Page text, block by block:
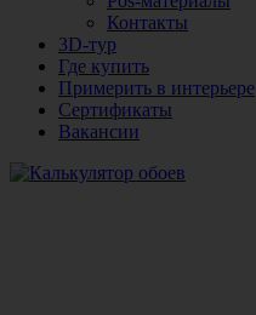
Контакты
3D-тур
Где купить
Примерить в интерьере
Сертификаты
Вакансии